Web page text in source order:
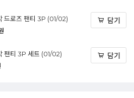
드로즈 팬티 3P (01/02)
담기
팬티 3P 세트 (01/02)
담기